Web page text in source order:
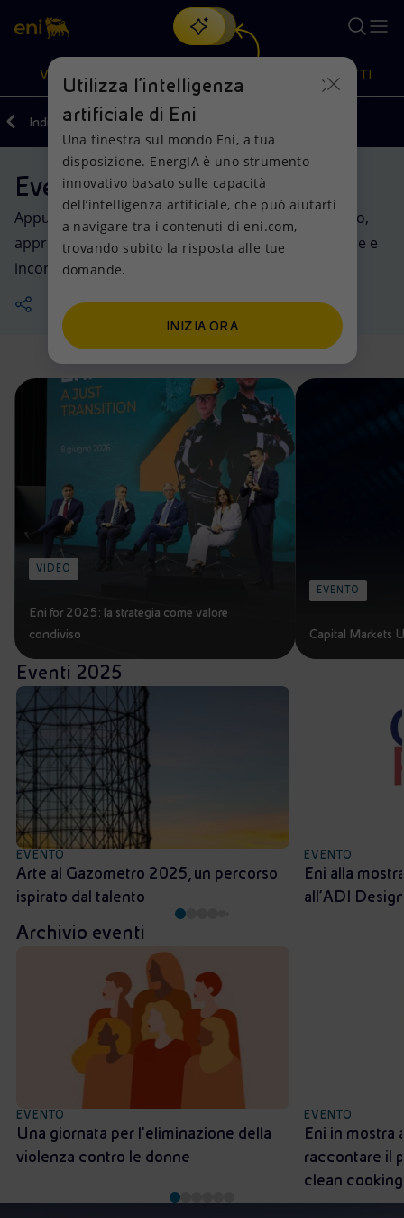
Cerca
Oppure scopri EnergIA, la nostra nuova soluzione di intelligenza
artificiale.
VISIONE
Visione
Mission e valori
Persone e Partnership
Net Zero
Modello satellitare
Energia accessibile
Innovazione
Scenari energetici
Azioni
Diversificazione energetica
Tecnologie per la transizione
Collaborazioni per l'innovazione
Attività nel mondo
PRODOTTI
Prodotti
Casa
Imprese
Mobilità
Indietro Media
Eventi
Appuntamenti internazionali, iniziative sul territorio,
approfondimenti culturali, manifestazioni di settore e
incontri aperti al pubblico.
VIDEO
Eni for 2025: la strategia come valore
condiviso
EVENTO
Capital Markets
Eventi 2025
EVENTO
Arte al Gazometro 2025, un percorso
ispirato dal talento
EVENTO
Eni alla
all’ADI
Archivio eventi
EVENTO
Una giornata per l’eliminazione della
violenza contro le donne
EVENTO
Eni in mostra
raccontare il
clean cooking
Utilizza l'intelligenza
artificiale di Eni
Una finestra sul mondo Eni, a tua
disposizione. EnergIA è uno strumento
innovativo basato sulle capacità
dell’intelligenza artificiale, che può aiutarti
a navigare tra i contenuti di eni.com,
trovando subito la risposta alle tue
domande.
INIZIA ORA